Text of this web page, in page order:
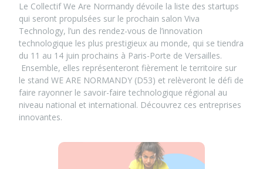
Le Collectif We Are Normandy dévoile la liste des startups
qui seront propulsées sur le prochain salon Viva
Technology, l’un des rendez-vous de l’innovation
technologique les plus prestigieux au monde, qui se tiendra
du 11 au 14 juin prochains à Paris-Porte de Versailles.
Ensemble, elles représenteront fièrement le territoire sur
le stand WE ARE NORMANDY (D53) et relèveront le défi de
faire rayonner le savoir-faire technologique régional au
niveau national et international. Découvrez ces entreprises
innovantes.